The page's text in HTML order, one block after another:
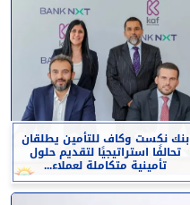
بنك نكست وكاف للتأمين يطلقان
تحالفًا استراتيجيًا لتقديم حلول
تأمينية متكاملة لعملاء...